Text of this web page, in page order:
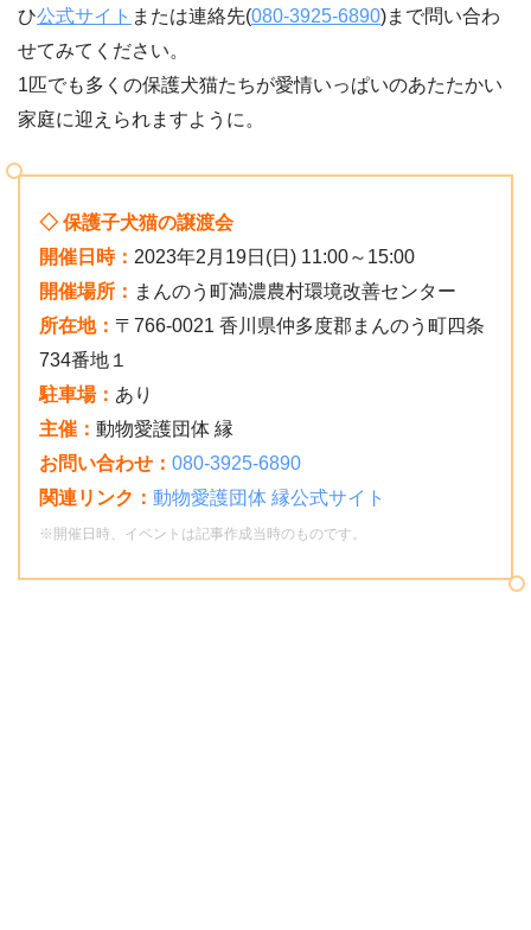
ひ公式サイト または連絡先(080-3925-6890)まで問い合わ
せてみてください。
1匹でも多くの保護犬猫たちが愛情いっぱいのあたたかい
家庭に迎えられますように。
◇ 保護子犬猫の譲渡会
開催日時： 2023年2月19日(日) 11:00～15:00
開催場所： まんのう町満濃農村環境改善センター
所在地： 〒766-0021 香川県仲多度郡まんのう町四条
734番地１
駐車場： あり
主催： 動物愛護団体 縁
お問い合わせ： 080-3925-6890
関連リンク： 動物愛護団体 縁公式サイト
※開催日時、イベントは記事作成当時のものです。